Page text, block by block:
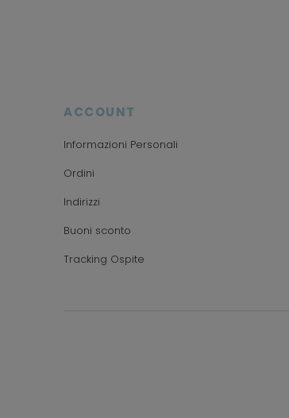
ACCOUNT
Informazioni Personali
Ordini
Indirizzi
Buoni sconto
Tracking Ospite